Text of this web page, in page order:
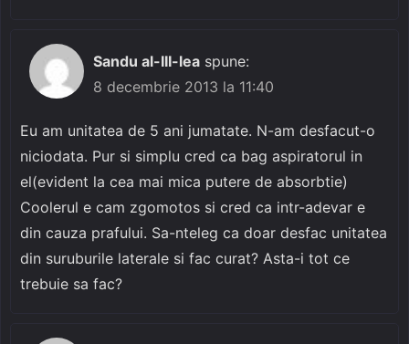
Sandu al-III-lea spune:
8 decembrie 2013 la 11:40
Eu am unitatea de 5 ani jumatate. N-am desfacut-o
niciodata. Pur si simplu cred ca bag aspiratorul in
el(evident la cea mai mica putere de absorbtie)
Coolerul e cam zgomotos si cred ca intr-adevar e
din cauza prafului. Sa-nteleg ca doar desfac unitatea
din suruburile laterale si fac curat? Asta-i tot ce
trebuie sa fac?